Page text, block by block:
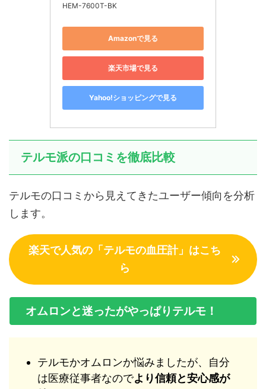
HEM-7600T-BK
Amazonで見る
楽天市場で見る
Yahoo!ショッピングで見る
テルモ派の口コミを徹底比較
テルモの口コミから見えてきたユーザー傾向を分析
します。
楽天で人気の「テルモの血圧計」はこち
ら
オムロンと迷ったがやっぱりテルモ！
テルモかオムロンか悩みましたが、自分
は医療従事者なのでより信頼と安心感が